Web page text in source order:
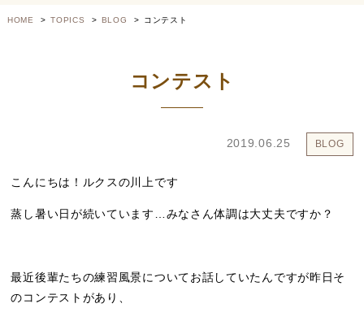
HOME TOPICS BLOG コンテスト
コンテスト
2019.06.25 BLOG
こんにちは！ルクスの川上です
蒸し暑い日が続いています…みなさん体調は大丈夫ですか？
最近後輩たちの練習風景についてお話していたんですが昨日そ
のコンテストがあり、